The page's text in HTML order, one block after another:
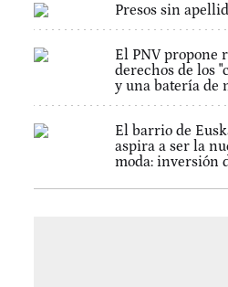
Presos sin
El PNV propone
derechos de los
y una batería de
El barrio de
aspira a ser la
moda: inversión